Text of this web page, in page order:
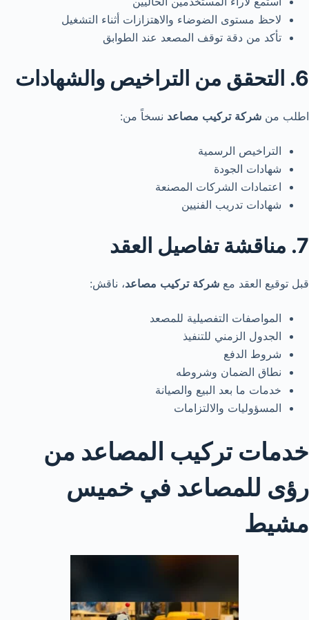
لاحظ مستوى الضوضاء والاهتزازات أثناء التشغيل
تأكد من دقة توقف المصعد عند الطوابق
6. التحقق من التراخيص والشهادات
اطلب من شركة تركيب مصاعد نسخاً من:
التراخيص الرسمية
شهادات الجودة
اعتمادات الشركات المصنعة
شهادات تدريب الفنيين
7. مناقشة تفاصيل العقد
قبل توقيع العقد مع شركة تركيب مصاعد، ناقش:
المواصفات التفصيلية للمصعد
الجدول الزمني للتنفيذ
شروط الدفع
نطاق الضمان وشروطه
خدمات ما بعد البيع والصيانة
المسؤوليات والالتزامات
خدمات تركيب المصاعد من
رؤى للمصاعد في خميس
مشيط